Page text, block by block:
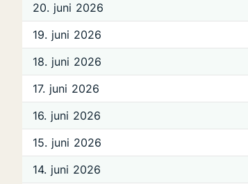
20. juni 2026
19. juni 2026
18. juni 2026
17. juni 2026
16. juni 2026
15. juni 2026
14. juni 2026